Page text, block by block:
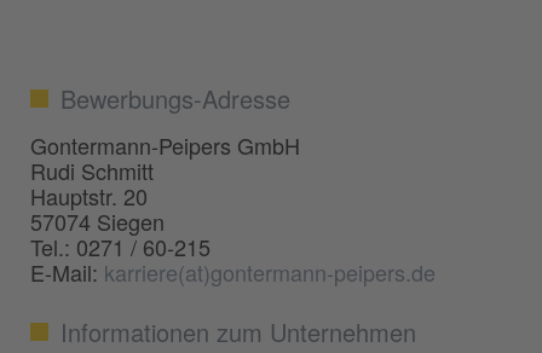
Bewerbungs-Adresse
Gontermann-Peipers GmbH
Rudi Schmitt
Hauptstr. 20
57074 Siegen
Tel.: 0271 / 60-215
E-Mail: karriere(at)gontermann-peipers.de
Informationen zum Unternehmen